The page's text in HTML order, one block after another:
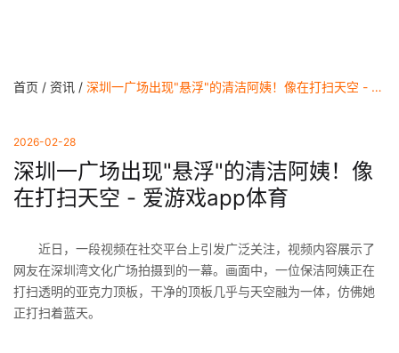
首页 / 资讯 / 深圳一广场出现"悬浮"的清洁阿姨！像在打扫天空 - 爱游戏app体育
2026-02-28
深圳一广场出现"悬浮"的清洁阿姨！像
在打扫天空 - 爱游戏app体育
近日，一段视频在社交平台上引发广泛关注，视频内容展示了
网友在深圳湾文化广场拍摄到的一幕。画面中，一位保洁阿姨正在
打扫透明的亚克力顶板，干净的顶板几乎与天空融为一体，仿佛她
正打扫着蓝天。